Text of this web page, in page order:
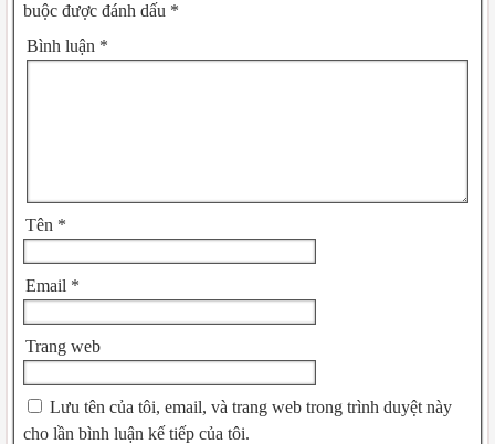
buộc được đánh dấu *
Bình luận *
Tên *
Email *
Trang web
Lưu tên của tôi, email, và trang web trong trình duyệt này
cho lần bình luận kế tiếp của tôi.